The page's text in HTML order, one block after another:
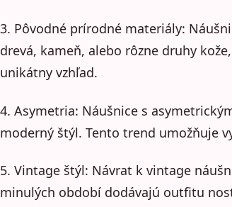
3. Pôvodné prírodné materiály:
drevá, kameň, alebo rôzne druhy
unikátny vzhľad.
4. Asymetria: Náušnice s
moderný štýl. Tento trend umožňuje
5. Vintage štýl: Návrat k vintage
minulých období dodávajú outfitu